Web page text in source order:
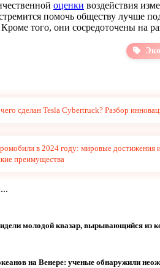
оценки воздействия
помочь обществу лучше
Кроме того, они сосредоточены на
сделан Tesla Cybertruck? Разбор
в 2024 году: мировые достижения
преимущества
молодой квазар, вырывающийся из
на Венере: ученые обнаружили